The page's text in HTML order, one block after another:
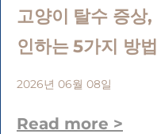
고양이 탈수 증상
인하는 5가지 방법
2026년 06월 08일
Read more >